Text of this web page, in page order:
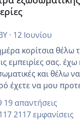
· 12 Ιουνίου
κορίτσια θέλω
εμπειρίες σας. έχω
και θέλω
έχετε να μου
μείνατε
έκανα στο
(δεν το
19 απαντήσεις
2117 εμφανίσεις